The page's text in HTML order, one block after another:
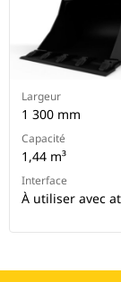
Largeur
1 300 mm
Capacité
1,44 m³
Interface
À utiliser avec